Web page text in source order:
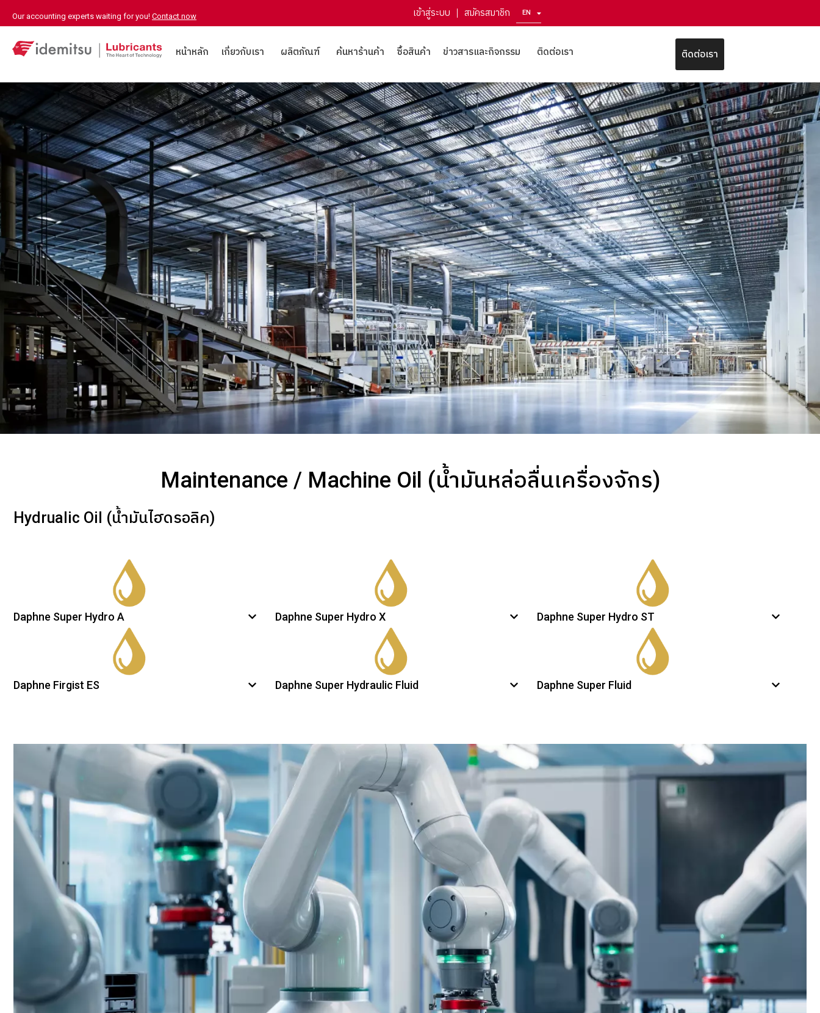
Our accounting experts waiting for you! Contact now เข้าสู่ระบบ สมัครสมาชิก EN
ZH
หน้าหลัก เกี่ยวกับเรา ผลิตภัณฑ์ ค้นหาร้านค้า ซื้อสินค้า ข่าวสารและกิจกรรม ติดต่อเรา ติดต่อเรา
Maintenance / Machine Oil (น้ำมันหล่อลื่นเครื่องจักร)
Hydrualic Oil (น้ำมันไฮดรอลิค)
Daphne Super Hydro A Daphne Super Hydro X Daphne Super Hydro ST
Daphne Firgist ES Daphne Super Hydraulic Fluid Daphne Super Fluid